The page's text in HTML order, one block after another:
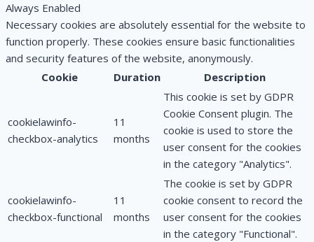
Always Enabled
Necessary cookies are absolutely essential for the website to
function properly. These cookies ensure basic functionalities
and security features of the website, anonymously.
Cookie
Duration Description
cookielawinfo-
checkbox-analytics
11
months
This cookie is set by GDPR
Cookie Consent plugin. The
cookie is used to store the
user consent for the cookies
in the category "Analytics".
cookielawinfo-
checkbox-functional
11
months
The cookie is set by GDPR
cookie consent to record the
user consent for the cookies
in the category "Functional".